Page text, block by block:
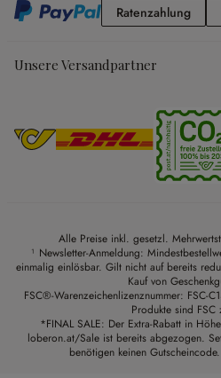
Ratenzahlung
Unsere Versandpartner
Alle Preise inkl. gesetzl.
¹ Newsletter-Anmeldung:
einmalig einlösbar. Gilt nicht auf bereits
Kauf von
FSC®-Warenzeichenlizenznummer: FSC-
Produkte sind FSC
*FINAL SALE: Der Extra-Rabatt in
loberon.at/Sale ist bereits abgezogen.
benötigen keinen